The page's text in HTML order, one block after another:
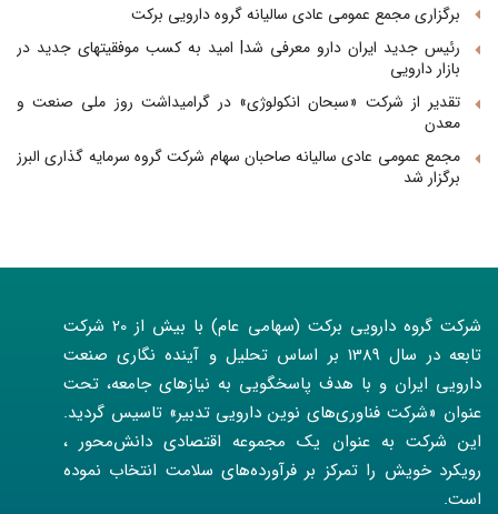
برگزاری مجمع عمومی عادی سالیانه گروه دارویی برکت
رئیس جدید ایران دارو معرفی شد| امید به کسب موفقیتهای جدید در
بازار دارویی
تقدیر از شرکت «سبحان انکولوژی» در گرامیداشت روز ملی صنعت و
معدن
مجمع عمومی عادی سالیانه صاحبان سهام شرکت گروه سرمایه گذاری البرز
برگزار شد
شرکت گروه دارویی برکت (سهامی عام) با بیش از 20 شرکت
تابعه در سال 1389 بر اساس تحلیل و آینده نگاری صنعت
دارویی ایران و با هدف پاسخگویی به نیازهای جامعه، تحت
عنوان «شرکت فناوری‌های نوین دارویی تدبیر» تاسیس گردید.
این شرکت به عنوان یک مجموعه اقتصادی دانش‌محور ،
رویکرد خویش را تمرکز بر فرآورده‌های سلامت انتخاب نموده
است.